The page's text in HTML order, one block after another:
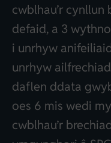
cwblhau’r
defaid, a 3
i unrhyw
unrhyw
daflen ddata
oes 6 mis wedi
cwblhau’r